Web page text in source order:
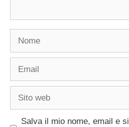
Nome
Email
Sito
Salva il mio nome, email e